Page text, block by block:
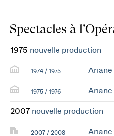
Spectacles à
1975 nouvelle production
1974 / 1975 Ariane
1975 / 1976 Ariane
2007 nouvelle production
2007 / 2008 Ariane